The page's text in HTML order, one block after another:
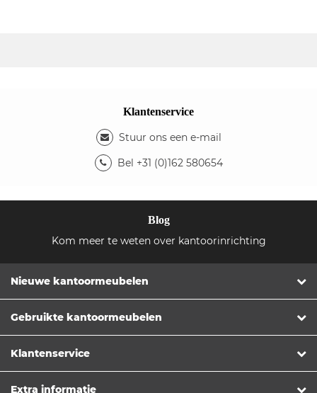
Klantenservice
Stuur ons een e-mail
Bel +31 (0)162 580654
Blog
Kom meer te weten over kantoorinrichting
Nieuwe kantoormeubelen
Gebruikte kantoormeubelen
Klantenservice
Extra informatie